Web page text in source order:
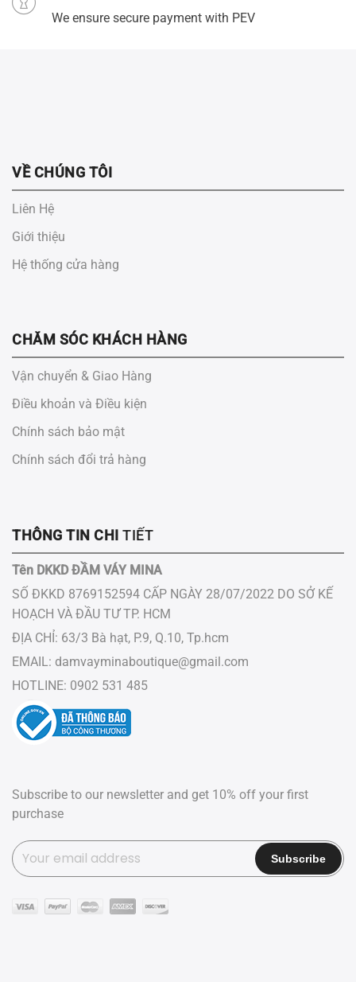
We ensure secure payment with PEV
VỀ CHÚNG TÔI
Liên Hệ
Giới thiệu
Hệ thống cửa hàng
CHĂM SÓC KHÁCH HÀNG
Vận chuyển & Giao Hàng
Điều khoản và Điều kiện
Chính sách bảo mật
Chính sách đổi trả hàng
THÔNG TIN CHI TIẾT
Tên DKKD ĐẦM VÁY MINA
SỐ ĐKKD 8769152594 CẤP NGÀY 28/07/2022 DO SỞ KẾ
HOẠCH VÀ ĐẦU TƯ ​TP.​ HCM
ĐỊA CHỈ: 63/3 Bà hạt, P.9, Q.10, Tp.hcm
EMAIL: damvayminaboutique@gmail.com
HOTLINE: 0902 531 485
Subscribe to our newsletter and get 10% off your first
purchase